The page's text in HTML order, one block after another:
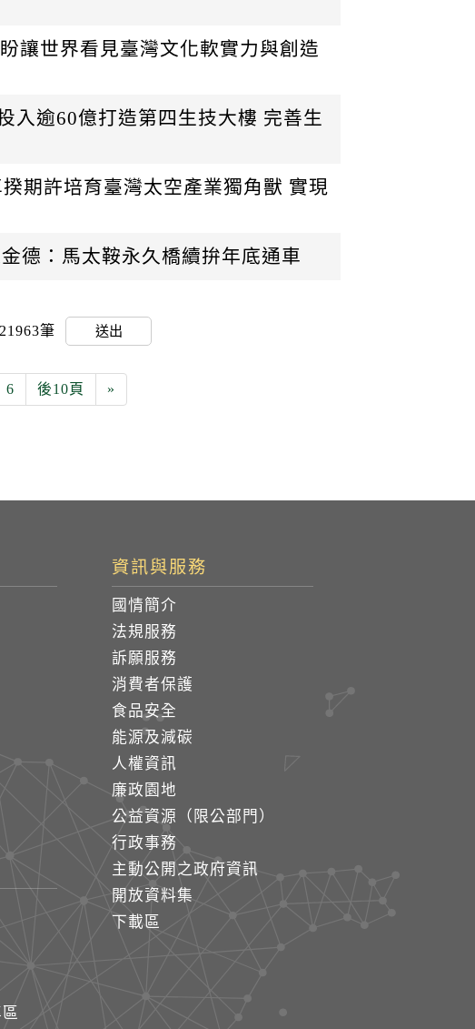
讓世界看見臺灣文化軟實力與創造
入逾60億打造第四生技大樓 完善生
期許培育臺灣太空產業獨角獸 實現
德：馬太鞍永久橋續拚年底通車
筆 送出
6 後10頁 »
資訊與服務
國情簡介
法規服務
訴願服務
消費者保護
食品安全
能源及減碳
人權資訊
廉政園地
公益資源（限公部門）
行政事務
主動公開之政府資訊
開放資料集
下載區